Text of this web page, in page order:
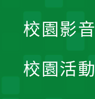
校園影音
校園活動